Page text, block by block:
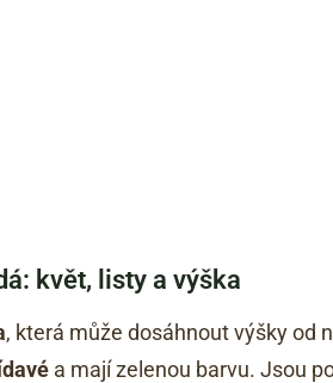
květ, listy a výška
, která může dosáhnout výšky od
a mají zelenou barvu. Jsou